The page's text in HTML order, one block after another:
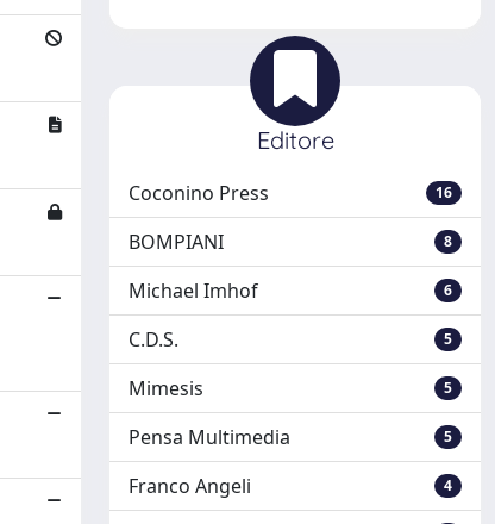
Editore
Coconino Press 16
BOMPIANI 8
Michael Imhof 6
C.D.S. 5
Mimesis 5
Pensa Multimedia 5
Franco Angeli 4